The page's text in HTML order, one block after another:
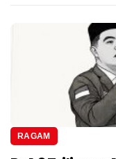
RAGAM